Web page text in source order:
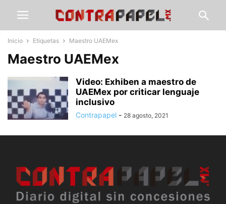
Inicio Etiquetas Maestro UAEMex
Maestro UAEMex
Video: Exhiben a maestro de
UAEMex por criticar lenguaje
inclusivo
Contrapapel - 28 agosto, 2021